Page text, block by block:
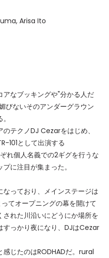
Arisa Ito
なブッキングや"分かる人だ
びないそのアンダーグラウン
テクノDJ Cezarをはじめ、
101として出演する
個人名義での2ギグを行うな
に注目が集まった。
っており、メインステージは
てオープニングの幕を開けて
れた川沿いにどうにか場所を
すっかり夜になり、DJはCezar
じたのはRODHADだ。rural